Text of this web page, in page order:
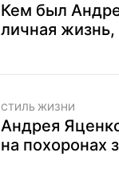
Кем был
личная жизнь,
СТИЛЬ ЖИЗНИ
Андрея
на похоронах